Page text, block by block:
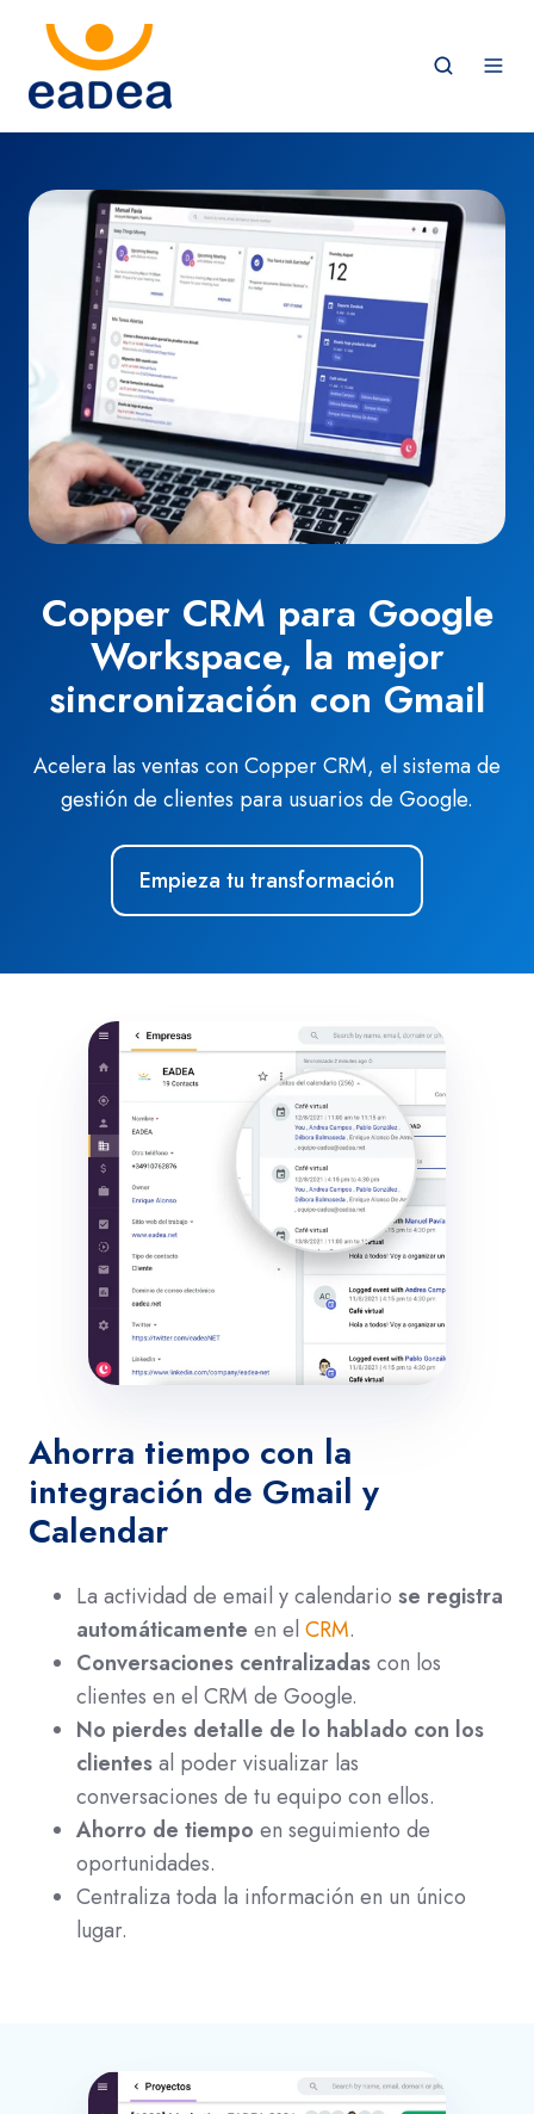
Copper CRM para Google
Workspace, la mejor
sincronización con Gmail
Acelera las ventas con Copper CRM, el sistema de
gestión de clientes para usuarios de Google.
Empieza tu transformación
Ahorra tiempo con la
integración de Gmail y
Calendar
La actividad de email y calendario se registra
automáticamente en el CRM.
Conversaciones centralizadascon los
clientes en el CRM de Google.
No pierdes detalle de lo hablado con los
clientesal poder visualizar las
conversaciones de tu equipo con ellos.
Ahorro de tiempo en seguimiento de
oportunidades.
Centraliza toda la información en un único
lugar.